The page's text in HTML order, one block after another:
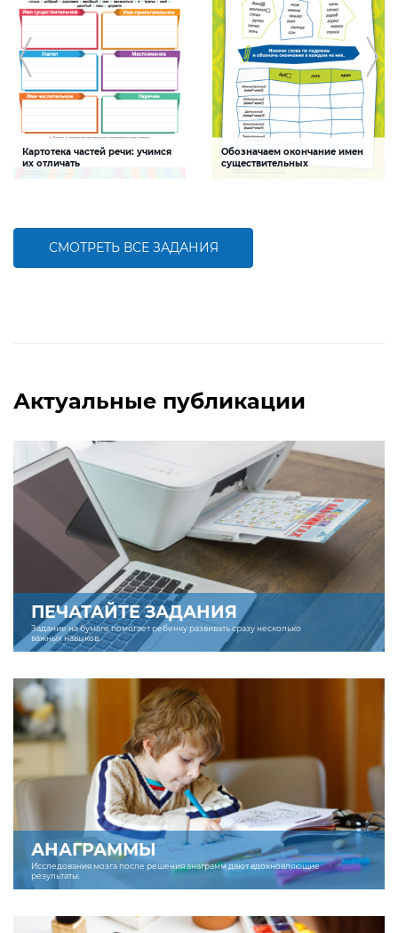
Картотека частей речи: учимся
их отличать
Обозначаем окончание имен
существительных
именах существительных
СМОТРЕТЬ ВСЕ ЗАДАНИЯ
Актуальные публикации
ПЕЧАТАЙТЕ ЗАДАНИЯ
Задание на бумаге помогает ребенку развивать сразу несколько
важных навыков.
АНАГРАММЫ
Исследования мозга после решения анаграмм дают вдохновляющие
результаты.